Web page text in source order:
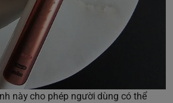
này cho phép người dùng có thể